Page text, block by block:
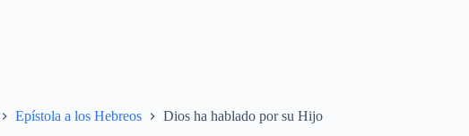
Epístola a los Hebreos Dios ha hablado por su Hijo